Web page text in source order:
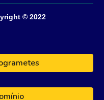
© 2022